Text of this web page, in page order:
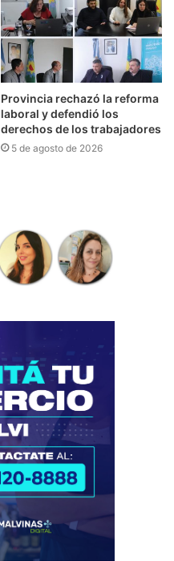
Provincia rechazó la reforma
laboral y defendió los
derechos de los trabajadores
5 de agosto de 2026